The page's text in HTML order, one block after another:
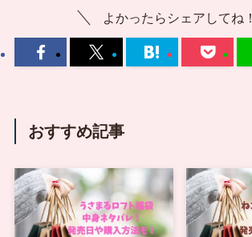
よかったらシェアしてね！
おすすめ記事